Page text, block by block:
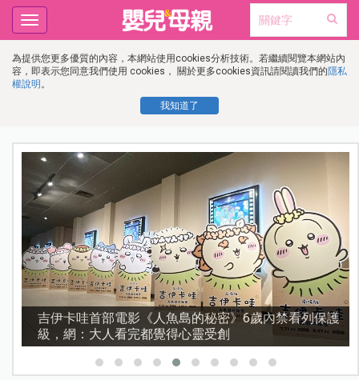
為提供您更多優質的內容，本網站使用cookies分析技術。若繼續閱覽本網站內
容，即表示您同意我們使用 cookies， 關於更多cookies資訊請閱讀我們的隱私
權說明 。
我知道了
Toggle
navigation
資優教育15問！師鐸獎名師陳宥妤：資優教育的核心，
不是成績而是讀懂孩子的心理準備度